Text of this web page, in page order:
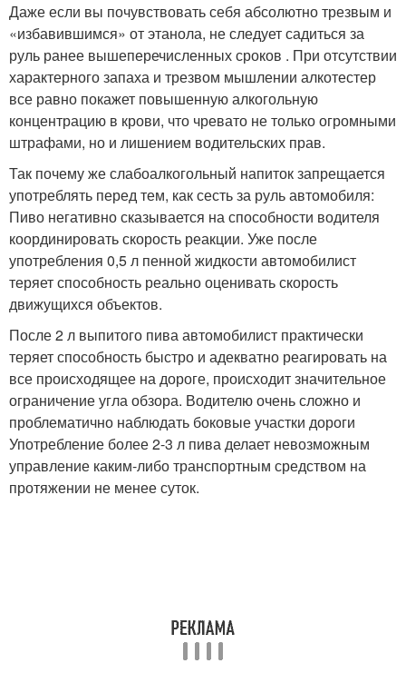
Даже если вы почувствовать себя абсолютно трезвым и
«избавившимся» от этанола, не следует садиться за
руль ранее вышеперечисленных сроков . При отсутствии
характерного запаха и трезвом мышлении алкотестер
все равно покажет повышенную алкогольную
концентрацию в крови, что чревато не только огромными
штрафами, но и лишением водительских прав.
Так почему же слабоалкогольный напиток запрещается
употреблять перед тем, как сесть за руль автомобиля:
Пиво негативно сказывается на способности водителя
координировать скорость реакции. Уже после
употребления 0,5 л пенной жидкости автомобилист
теряет способность реально оценивать скорость
движущихся объектов.
После 2 л выпитого пива автомобилист практически
теряет способность быстро и адекватно реагировать на
все происходящее на дороге, происходит значительное
ограничение угла обзора. Водителю очень сложно и
проблематично наблюдать боковые участки дороги
Употребление более 2-3 л пива делает невозможным
управление каким-либо транспортным средством на
протяжении не менее суток.